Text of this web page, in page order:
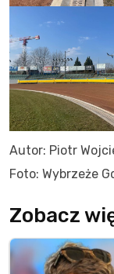
Autor: Piotr
Foto: Wybrzeże
Zobacz